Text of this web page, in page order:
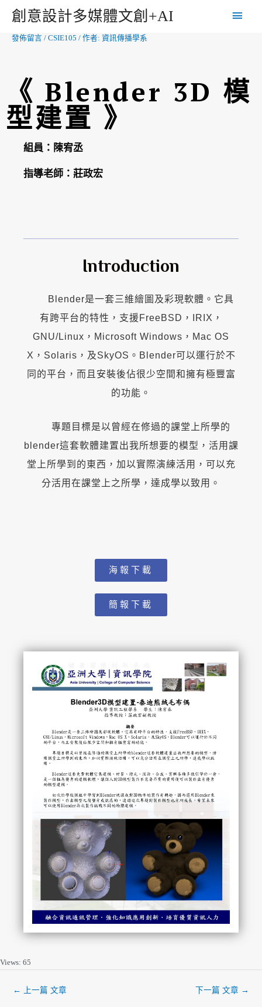
創意設計多媒體文創+AI
發佈留言 / CSIE105 / 作者: 資訊傳播學系
《 Blender 3D 模
型建置 》
組員：陳宥丞
指導老師：莊政宏
Introduction
Blender是一套三維繪圖及彩現軟體。它具
有跨平台的特性，支援FreeBSD，IRIX，
GNU/Linux，Microsoft Windows，Mac OS
X，Solaris，及SkyOS。Blender可以運行於不
同的平台，而且安裝後佔很少空間和擁有極豐富
的功能。
專題目標是以曾經在修過的課堂上所學的
blender這套軟體建置出我所想要的模型，活用課
堂上所學到的東西，加以實際演練活用，可以充
分活用在課堂上之所學，達成學以致用。
海報下載
簡報下載
Views: 65
← 上一篇 文章 下一篇 文章 →